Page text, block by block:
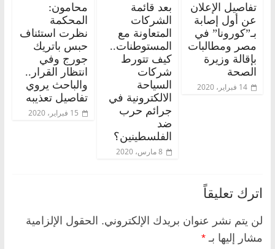
تفاصيل الإعلان
عن أول إصابة
بـ”كورونا” في
مصر ومطالبات
بإقالة وزيرة
الصحة
14 فبراير، 2020
بعد قائمة
الشركات
المتعاونة مع
المستوطنات..
كيف تتورط
شركات
السياحة
الالكترونية في
جرائم حرب
ضد
الفلسطينين؟
8 مارس، 2020
محامون:
المحكمة
نظرت استئناف
حبس باتريك
جورج وفي
انتظار القرار..
والباحث يروي
تفاصيل تعذيبه
15 فبراير، 2020
اترك تعليقاً
لن يتم نشر عنوان بريدك الإلكتروني. الحقول الإلزامية
مشار إليها بـ *